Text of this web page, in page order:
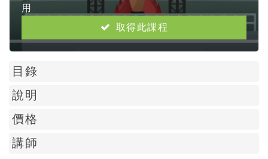
用
取得此課程
目錄
說明
價格
講師